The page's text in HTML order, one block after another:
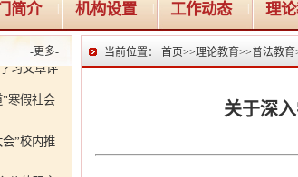
简介 机构设置 工作动态 理
-更多-
广普通话
习文章评
寒假社会
”校内推
价值观主
当前位置： 首页>>理论教育>>普法教育
关于深